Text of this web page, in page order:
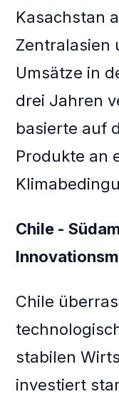
Kasachstan
Zentralasien
Umsätze in
drei Jahren
basierte auf
Produkte an
Chile -
Chile
stabilen
investiert